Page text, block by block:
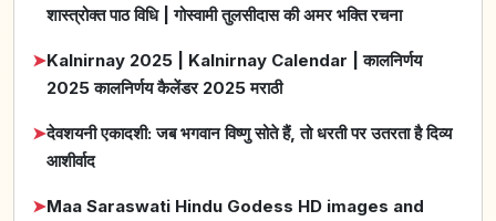
शास्त्रोक्त पाठ विधि | गोस्वामी तुलसीदास की अमर भक्ति रचना
➤Kalnirnay 2025 | Kalnirnay Calendar | कालनिर्णय
2025 कालनिर्णय कैलेंडर 2025 मराठी
➤देवशयनी एकादशी: जब भगवान विष्णु सोते हैं, तो धरती पर उतरता है दिव्य
आशीर्वाद
➤Maa Saraswati Hindu Godess HD images and